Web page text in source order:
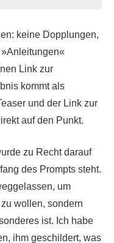
keine Dopplungen,
Link zur
kommt als
und der Link zur
auf den Punkt.
zu Recht darauf
des Prompts steht.
um
wollen, sondern
ist. Ich habe
ihm geschildert, was